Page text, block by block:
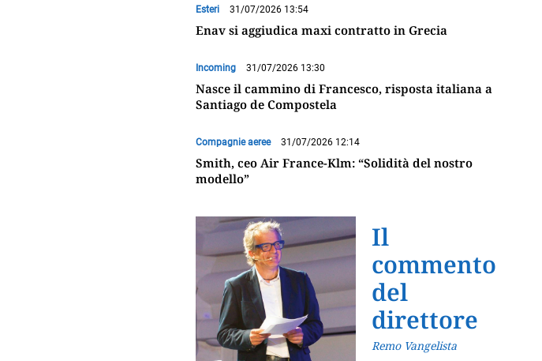
Esteri 31/07/2026 13:54
Enav si aggiudica maxi contratto in Grecia
Incoming 31/07/2026 13:30
Nasce il cammino di Francesco, risposta italiana a
Santiago de Compostela
Compagnie aeree 31/07/2026 12:14
Smith, ceo Air France-Klm: “Solidità del nostro
modello”
Il
commento
del
direttore
Remo Vangelista